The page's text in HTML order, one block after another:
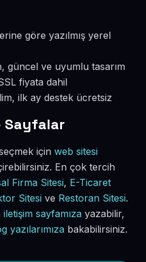
göre yazılmış yerel
güncel ve uyumlu tasarım
fiyata dahil
ilk ay destek ücretsiz
Sayfalar
için web sitesi
En çok tercih
Firma Sitesi, E-Ticaret
Sitesi ve Restoran Sitesi.
iletişim sayfamıza yazabilir,
yazılarımıza bakabilirsiniz.